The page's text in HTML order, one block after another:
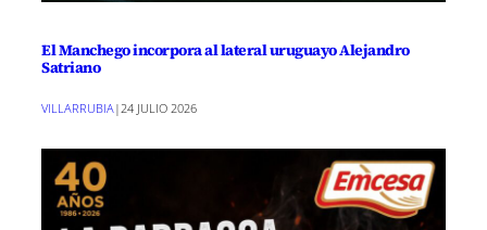
El Manchego incorpora al lateral uruguayo Alejandro
Satriano
VILLARRUBIA|24 JULIO 2026